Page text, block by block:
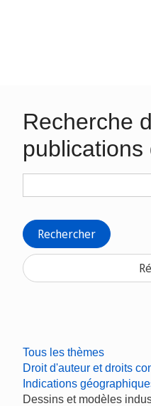
Recherche
publications
Rechercher
Tous les thèmes
Droit d'auteur et droits
Indications
Dessins et modèles